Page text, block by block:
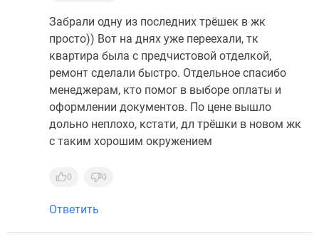
Забрали одну из последних трёшек в жк
просто)) Вот на днях уже переехали, тк
квартира была с предчистовой отделкой,
ремонт сделали быстро. Отдельное спасибо
менеджерам, кто помог в выборе оплаты и
оформлении документов. По цене вышло
дольно неплохо, кстати, дл трёшки в новом жк
с таким хорошим окружением
0 0
Ответить